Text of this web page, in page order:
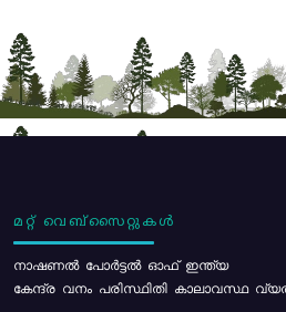
മറ്റ് വെബ്സൈറ്റുകൾ
നാഷണൽ പോർട്ടൽ ഓഫ് ഇന്ത്യ
കേന്ദ്ര വനം പരിസ്ഥിതി കാലാവസ്ഥ